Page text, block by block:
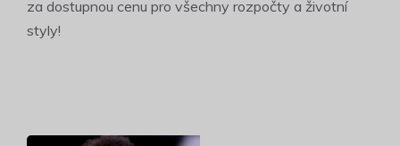
za dostupnou cenu pro všechny rozpočty a životní
styly!